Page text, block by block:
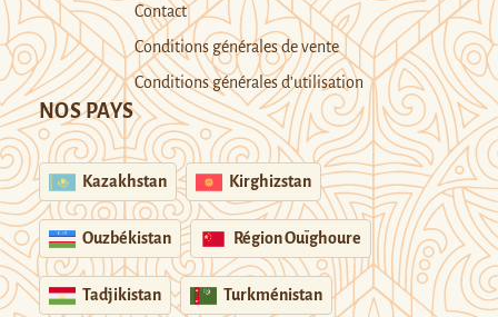
Contact
Conditions générales de vente
Conditions générales d’utilisation
NOS PAYS
Kazakhstan Kirghizstan
Ouzbékistan Région Ouïghoure
Tadjikistan Turkménistan